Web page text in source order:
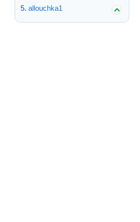
allouchka1